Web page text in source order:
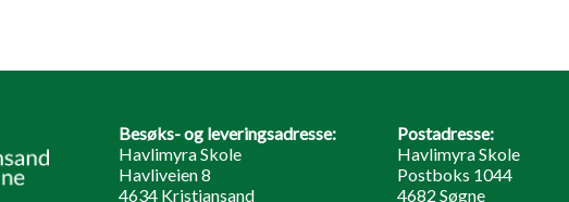
Besøks- og leveringsadresse:
Havlimyra Skole
Havliveien 8
4634 Kristiansand
Postadresse:
Havlimyra Skole
Postboks 1044
4682 Søgne